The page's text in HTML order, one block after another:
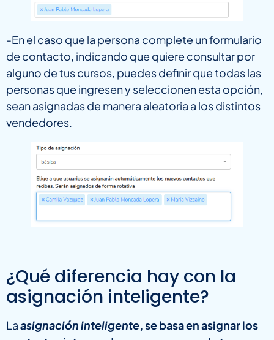
-En el caso que la persona complete un formulario
de contacto, indicando que quiere consultar por
alguno de tus cursos, puedes definir que todas las
personas que ingresen y seleccionen esta opción,
sean asignadas de manera aleatoria a los distintos
vendedores.
¿Qué diferencia hay con la
asignación inteligente?
Laasignación inteligente, se basa en asignar los